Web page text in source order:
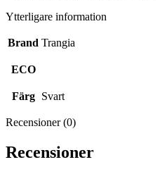
Ytterligare information
Brand Trangia
ECO
Färg Svart
Recensioner (0)
Recensioner